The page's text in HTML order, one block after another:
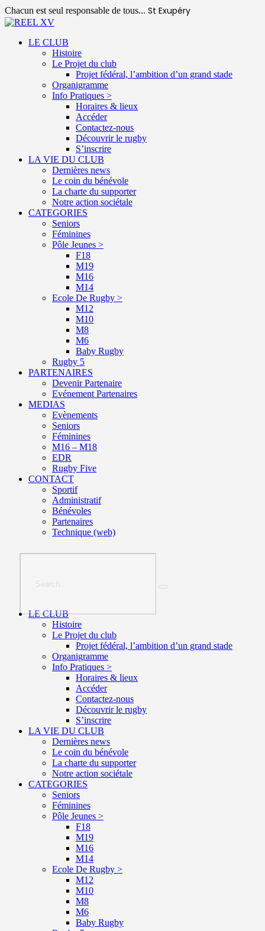
Chacun est seul responsable de tous... St Exupéry
LE CLUB
Histoire
Le Projet du club
Projet fédéral, l’ambition d’un grand stade
Organigramme
Info Pratiques >
Horaires & lieux
Accéder
Contactez-nous
Découvrir le rugby
S’inscrire
LA VIE DU CLUB
Dernières news
Le coin du bénévole
La charte du supporter
Notre action sociétale
CATEGORIES
Seniors
Féminines
Pôle Jeunes >
F18
M19
M16
M14
Ecole De Rugby >
M12
M10
M8
M6
Baby Rugby
Rugby 5
PARTENAIRES
Devenir Partenaire
Evénement Partenaires
MEDIAS
Evènements
Seniors
Féminines
M16 – M18
EDR
Rugby Five
CONTACT
Sportif
Administratif
Bénévoles
Partenaires
Technique (web)
LE CLUB
Histoire
Le Projet du club
Projet fédéral, l’ambition d’un grand stade
Organigramme
Info Pratiques >
Horaires & lieux
Accéder
Contactez-nous
Découvrir le rugby
S’inscrire
LA VIE DU CLUB
Dernières news
Le coin du bénévole
La charte du supporter
Notre action sociétale
CATEGORIES
Seniors
Féminines
Pôle Jeunes >
F18
M19
M16
M14
Ecole De Rugby >
M12
M10
M8
M6
Baby Rugby